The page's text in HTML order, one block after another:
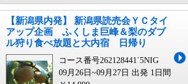
【新潟県内発】 新潟県読売会ＹＣタイ
アップ企画 ふくしま巨峰＆梨のダブ
ル狩り食べ放題と大内宿 日帰り
コース番号262128441`5NIG
09月26日~09月27日 出発 1日間